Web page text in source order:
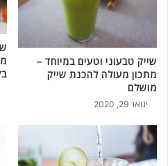
שייק טבעוני וטעים במיוחד –
מתכון מעולה להכנת שייק
מושלם
ינואר 29, 2020